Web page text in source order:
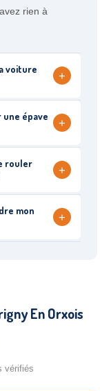
rien à
voiture
+
épave
+
rouler
+
mon
+
En Orxois
vérifiés